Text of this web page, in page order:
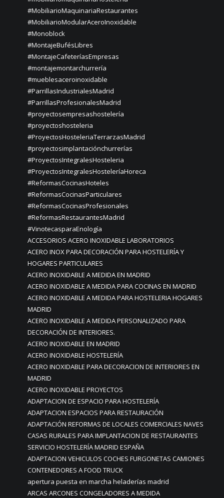
#MobiliarioMaquinariaRestaurantes
#MobiliarioModularAceroInoxidable
#Monoblock
#MontajeBufésLibres
#MontajeCafeteríasEmpresas
#montajemontarchurrería
#mueblesaceroinoxidable
#ParrillasIndustrialesMadrid
#ParrillasProfesionalesMadrid
#proyectosempresashostelería
#proyectoshosteleria
#ProyectosHosteleriaTerrarzasMadrid
#proyectosimplantaciónchurrerías
#ProyectosIntegralesHosteleria
#ProyectosIntegralesHosteleríaHoreca
#ReformasCocinasHoteles
#ReformasCocinasParticulares
#ReformasCocinasProfesionales
#ReformasRestaurantesMadrid
#VinotecasparaEnología
ACCESORIOS ACERO INOXIDABLE LABORATORIOS
ACERO INOX PARA DECORACIÓN PARA HOSTELERÍA Y
HOGARES PARTICULARES
ACERO INOXIDABLE A MEDIDA EN MADRID
ACERO INOXIDABLE A MEDIDA PARA COCINAS EN MADRID
ACERO INOXIDABLE A MEDIDA PARA HOSTELERIA HOGARES
MADRID
ACERO INOXIDABLE A MEDIDA PERSONALIZADO PARA
DECORACIÓN DE INTERIORES.
ACERO INOXIDABLE EN MADRID
ACERO INOXIDABLE HOSTELERÍA
ACERO INOXIDABLE PARA DECORACION DE INTERIORES EN
MADRID
ACERO INOXIDABLE PROYECTOS
ADAPTACION DE ESPACIO PARA HOSTELERÍA
ADAPTACION ESPACIOS PARA RESTAURACIÓN
ADAPTACIÓN REFORMAS DE LOCALES COMERCIALES NAVES
CASAS RURALES PARA IMPLANTACION DE RESTAURANTES
SERVICIO HOSTELERÍA MADRID ESPAÑA
ADAPTACION VEHICULOS COCHES FURGONETAS CAMIONES
CONTENEDORES A FOOD TRUCK
apertura puesta en marcha heladerías madrid
ARCAS ARCONES CONGELADORES A MEDIDA